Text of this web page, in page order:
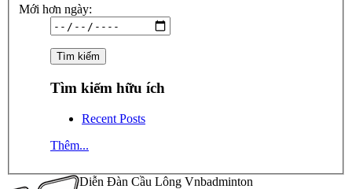
Mới hơn ngày:
Tìm kiếm hữu ích
Recent Posts
Thêm...
Diễn Đàn Cầu Lông Vnbadminton